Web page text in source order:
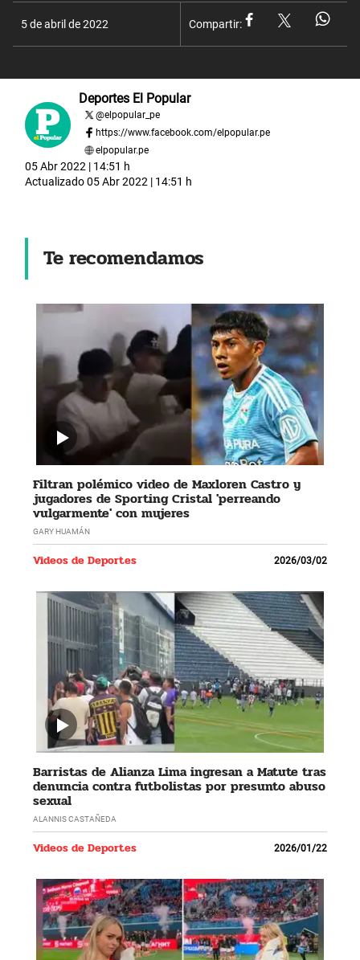
5 de abril de 2022 Compartir:
Deportes El Popular
@elpopular_pe
https://www.facebook.com/elpopular.pe
elpopular.pe
05 Abr 2022 | 14:51 h
Actualizado05 Abr 2022 | 14:51 h
Te recomendamos
Filtran polémico video de Maxloren Castro y
jugadores de Sporting Cristal 'perreando
vulgarmente' con mujeres
GARY HUAMÁN
Videos de Deportes 2026/03/02
Barristas de Alianza Lima ingresan a Matute tras
denuncia contra futbolistas por presunto abuso
sexual
ALANNIS CASTAÑEDA
Videos de Deportes 2026/01/22